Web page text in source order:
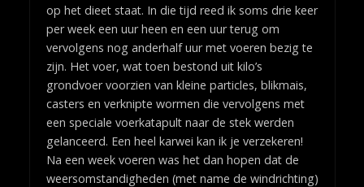
op het dieet staat. In die tijd reed ik soms drie keer
per week een uur heen en een uur terug om
vervolgens nog anderhalf uur met voeren bezig te
zijn. Het voer, wat toen bestond uit kilo’s
grondvoer voorzien van kleine particles, blikmais,
casters en verknipte wormen die vervolgens met
een speciale voerkatapult naar de stek werden
gelanceerd. Een heel karwei kan ik je verzekeren!
Na een week voeren was het dan hopen dat de
weersomstandigheden (met name de windrichting)